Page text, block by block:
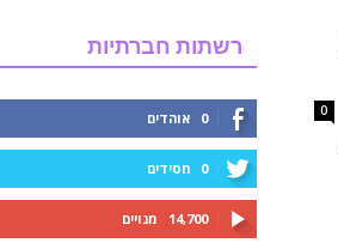
0
רשתות חברתיות
0 אוהדים
0 חסידים
14,700 מנויים